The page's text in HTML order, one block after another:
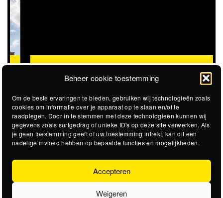
Beheer cookie toestemming
Om de beste ervaringen te bieden, gebruiken wij technologieën zoals
cookies om informatie over je apparaat op te slaan en/of te
raadplegen. Door in te stemmen met deze technologieën kunnen wij
gegevens zoals surfgedrag of unieke ID's op deze site verwerken. Als
je geen toestemming geeft of uw toestemming intrekt, kan dit een
nadelige invloed hebben op bepaalde functies en mogelijkheden.
Accepteren
Weigeren